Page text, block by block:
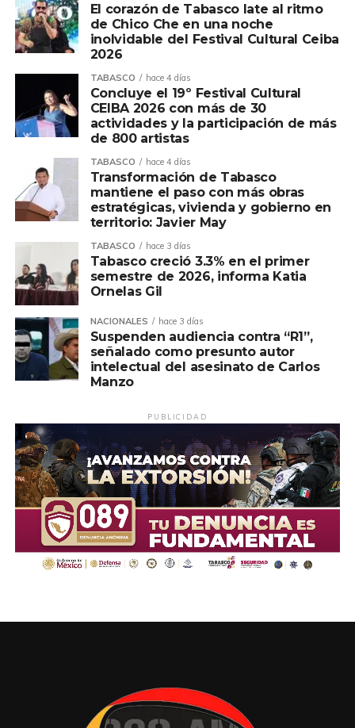
El corazón de Tabasco late al ritmo
de Chico Che en una noche
inolvidable del Festival Cultural Ceiba
2026
TABASCO hace 4 días
Concluye el 19º Festival Cultural
CEIBA 2026 con más de 30
actividades y la participación de más
de 800 artistas
TABASCO hace 4 días
Transformación de Tabasco
mantiene el paso con más obras
estratégicas, vivienda y gobierno en
territorio: Javier May
TABASCO hace 3 días
Tabasco creció 3.3% en el primer
semestre de 2026, informa Katia
Ornelas Gil
NACIONALES hace 3 días
Suspenden audiencia contra “R1”,
señalado como presunto autor
intelectual del asesinato de Carlos
Manzo
PUBLICIDAD